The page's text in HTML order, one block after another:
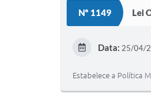
Nº 1149 Lei
Data: 25/04/
Estabelece a Política